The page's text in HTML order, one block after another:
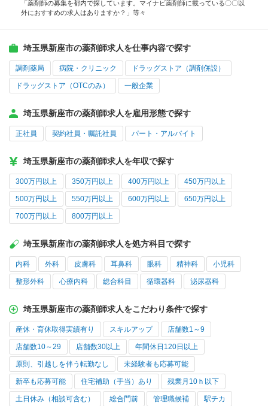
「薬剤師の募集を都内で探しています。マイナビ薬剤師に載っている〇〇以
外におすすめの求人はありますか？」等々
埼玉県新座市の薬剤師求人を仕事内容で探す
調剤薬局 病院・クリニック ドラッグストア（調剤併設）
ドラッグストア（OTCのみ） 一般企業
埼玉県新座市の薬剤師求人を雇用形態で探す
正社員 契約社員・嘱託社員 パート・アルバイト
埼玉県新座市の薬剤師求人を年収で探す
300万円以上 350万円以上 400万円以上 450万円以上
500万円以上 550万円以上 600万円以上 650万円以上
700万円以上 800万円以上
埼玉県新座市の薬剤師求人を処方科目で探す
内科 外科 皮膚科 耳鼻科 眼科 精神科 小児科
整形外科 心療内科 総合科目 循環器科 泌尿器科
埼玉県新座市の薬剤師求人をこだわり条件で探す
産休・育休取得実績有り スキルアップ 店舗数1～9
店舗数10～29 店舗数30以上 年間休日120日以上
原則、引越しを伴う転勤なし 未経験者も応募可能
新卒も応募可能 住宅補助（手当）あり 残業月10ｈ以下
土日休み（相談可含む） 総合門前 管理職候補 駅チカ